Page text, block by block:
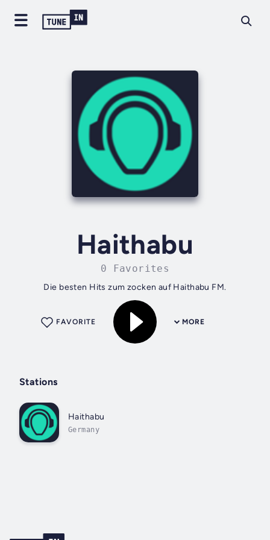
Haithabu
0 Favorites
Die besten Hits zum zocken auf Haithabu FM.
MORE
FAVORITE
Stations
Haithabu
Germany